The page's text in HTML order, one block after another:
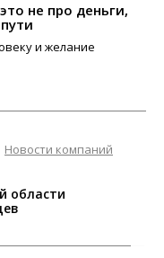
не про деньги,
и желание
Новости компаний
области